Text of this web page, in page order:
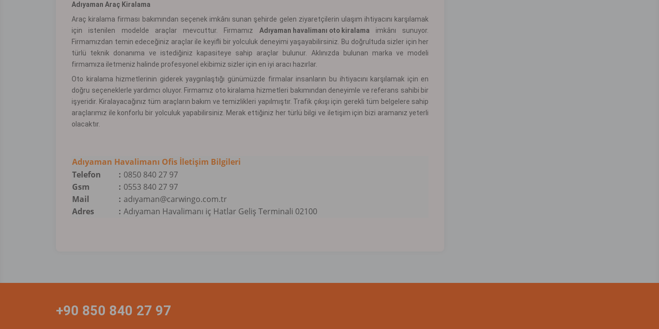
Adıyaman Araç Kiralama
Araç kiralama firması bakımından seçenek imkânı sunan şehirde gelen ziyaretçilerin ulaşım ihtiyacını karşılamak
için istenilen modelde araçlar mevcuttur. Firmamız Adıyaman havalimanı oto kiralama imkânı sunuyor.
Firmamızdan temin edeceğiniz araçlar ile keyifli bir yolculuk deneyimi yaşayabilirsiniz. Bu doğrultuda sizler için her
türlü teknik donanıma ve istediğiniz kapasiteye sahip araçlar bulunur. Aklınızda bulunan marka ve modeli
firmamıza iletmeniz halinde profesyonel ekibimiz sizler için en iyi aracı hazırlar.
Oto kiralama hizmetlerinin giderek yaygınlaştığı günümüzde firmalar insanların bu ihtiyacını karşılamak için en
doğru seçeneklerle yardımcı oluyor. Firmamız oto kiralama hizmetleri bakımından deneyimle ve referans sahibi bir
işyeridir. Kiralayacağınız tüm araçların bakım ve temizlikleri yapılmıştır. Trafik çıkışı için gerekli tüm belgelere sahip
araçlarımız ile konforlu bir yolculuk yapabilirsiniz. Merak ettiğiniz her türlü bilgi ve iletişim için bizi aramanız yeterli
olacaktır.
Adıyaman Havalimanı Ofis İletişim Bilgileri
Telefon
: 0850 840 27 97
Gsm
: 0553 840 27 97
Mail
: adıyaman@carwingo.com.tr
Adres
: Adıyaman Havalimanı iç Hatlar Geliş Terminali 02100
+90 850 840 27 97